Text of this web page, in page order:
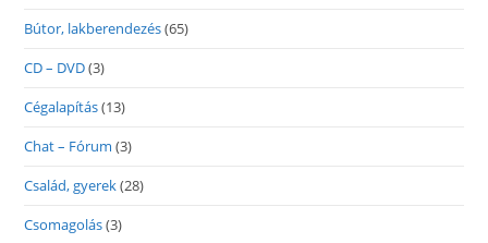
Bútor, lakberendezés(65)
CD – DVD(3)
Cégalapítás(13)
Chat – Fórum (3)
Család, gyerek(28)
Csomagolás(3)